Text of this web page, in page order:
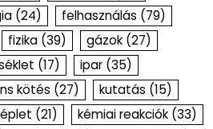
(24) felhasználás (79)
fizika (39) gázok (27)
(17) ipar (35)
kötés (27) kutatás (15)
(21) kémiai reakciók (33)